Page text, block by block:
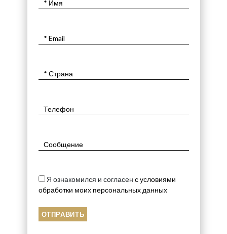
Я ознакомился и согласен с условиями
обработки моих персональных данных